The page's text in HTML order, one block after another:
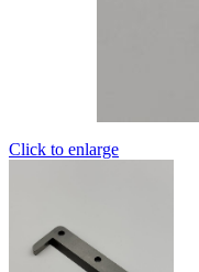
Click to enlarge